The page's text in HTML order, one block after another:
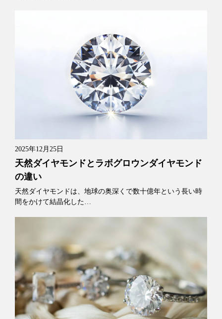
2025年12月25日
天然ダイヤモンドとラボグロウンダイヤモンド
の違い
天然ダイヤモンドは、地球の奥深くで数十億年という長い時
間をかけて結晶化した…